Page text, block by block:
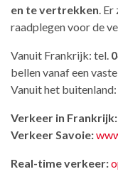
en te vertrekken .
raadplegen voor de
Vanuit Frankrijk: tel.
bellen vanaf een
Vanuit het buitenland:
Verkeer in Frankrijk:
Verkeer Savoie:
Real-time verkeer: